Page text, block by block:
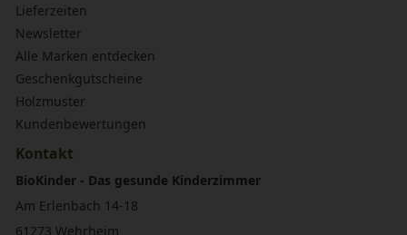
Lieferzeiten
Newsletter
Alle Marken entdecken
Geschenkgutscheine
Holzmuster
Kundenbewertungen
Kontakt
BioKinder - Das gesunde Kinderzimmer
Am Erlenbach 14-18
61273 Wehrheim